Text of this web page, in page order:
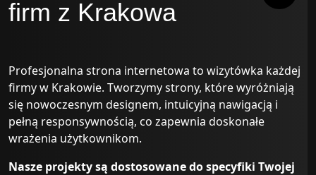
firm z Krakowa
Profesjonalna strona internetowa to wizytówka każdej
firmy w Krakowie. Tworzymy strony, które wyróżniają
się nowoczesnym designem, intuicyjną nawigacją i
pełną responsywnością, co zapewnia doskonałe
wrażenia użytkownikom.
Nasze projekty są dostosowane do specyfiki Twojej